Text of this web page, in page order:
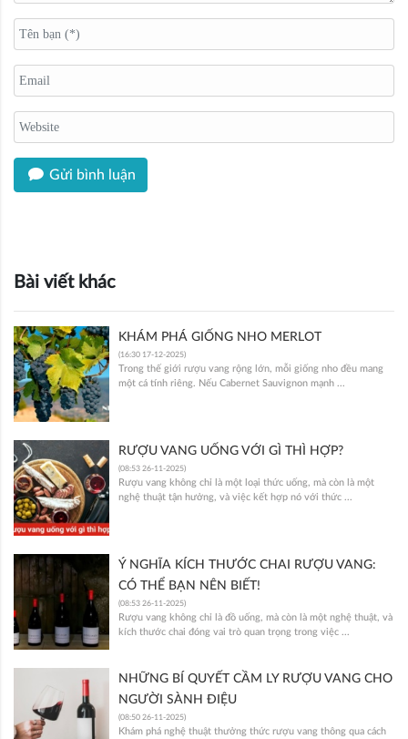
Gửi bình luận
Bài viết khác
KHÁM PHÁ GIỐNG NHO MERLOT
(16:30 17-12-2025)
Trong thế giới rượu vang rộng lớn, mỗi giống nho đều mang
một cá tính riêng. Nếu Cabernet Sauvignon mạnh ...
RƯỢU VANG UỐNG VỚI GÌ THÌ HỢP?
(08:53 26-11-2025)
Rượu vang không chỉ là một loại thức uống, mà còn là một
nghệ thuật tận hưởng, và việc kết hợp nó với thức ...
Ý NGHĨA KÍCH THƯỚC CHAI RƯỢU VANG:
CÓ THỂ BẠN NÊN BIẾT!
(08:53 26-11-2025)
Rượu vang không chỉ là đồ uống, mà còn là một nghệ thuật, và
kích thước chai đóng vai trò quan trọng trong việc ...
NHỮNG BÍ QUYẾT CẦM LY RƯỢU VANG CHO
NGƯỜI SÀNH ĐIỆU
(08:50 26-11-2025)
Khám phá nghệ thuật thưởng thức rượu vang thông qua cách